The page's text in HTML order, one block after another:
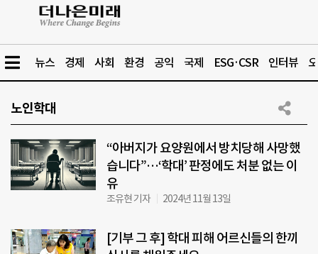
뉴스 경제 사회 환경 공익 국제 ESG·CSR 인터뷰
노인학대
“아버지가 요양원에서 방치당해 사망했
습니다”…‘학대’ 판정에도 처분 없는 이
유
조유현 기자 2024년 11월 13일
[기부 그 후] 학대 피해 어르신들의 한끼